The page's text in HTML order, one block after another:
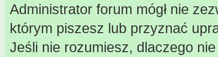
Administrator forum mógł nie
którym piszesz lub przyznać
Jeśli nie rozumiesz, dlaczego